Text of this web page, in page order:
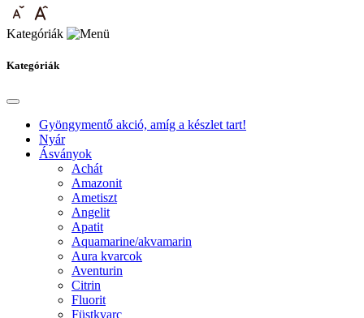
Kategóriák
Kategóriák
Gyöngymentő akció, amíg a készlet tart!
Nyár
Ásványok
Achát
Amazonit
Ametiszt
Angelit
Apatit
Aquamarine/akvamarin
Aura kvarcok
Aventurin
Citrin
Fluorit
Füstkvarc